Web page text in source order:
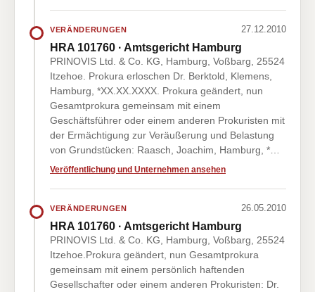
VERÄNDERUNGEN 27.12.2010
HRA 101760 · Amtsgericht Hamburg
PRINOVIS Ltd. & Co. KG, Hamburg, Voßbarg, 25524
Itzehoe. Prokura erloschen Dr. Berktold, Klemens,
Hamburg, *XX.XX.XXXX. Prokura geändert, nun
Gesamtprokura gemeinsam mit einem
Geschäftsführer oder einem anderen Prokuristen mit
der Ermächtigung zur Veräußerung und Belastung
von Grundstücken: Raasch, Joachim, Hamburg, *…
Veröffentlichung und Unternehmen ansehen
VERÄNDERUNGEN 26.05.2010
HRA 101760 · Amtsgericht Hamburg
PRINOVIS Ltd. & Co. KG, Hamburg, Voßbarg, 25524
Itzehoe.Prokura geändert, nun Gesamtprokura
gemeinsam mit einem persönlich haftenden
Gesellschafter oder einem anderen Prokuristen: Dr.